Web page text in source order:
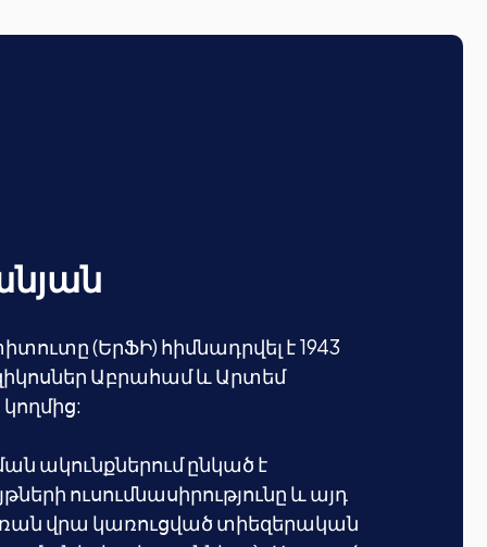
(ԵրՖԻ) հիմնադրվել է 1943
Աբրահամ և Արտեմ
ակունքներում ընկած է
ուսումնասիրությունը և այդ
վրա կառուցված տիեզերական